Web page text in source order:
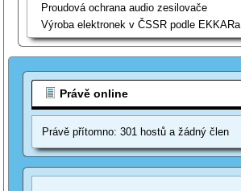
Proudová ochrana audio zesilovače
Výroba elektronek v ČSSR podle EKKARa
Právě online
Právě přítomno: 301 hostů a žádný člen